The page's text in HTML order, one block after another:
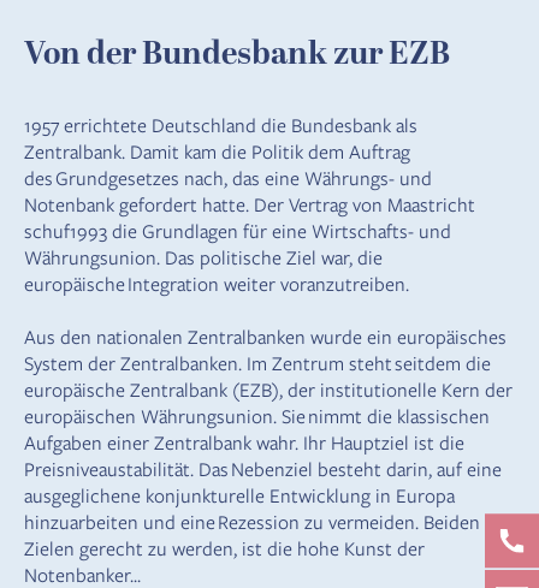
Von der Bundesbank zur EZB
1957 errichtete Deutschland die Bundesbank als
Zentralbank. Damit kam die Politik dem Auftrag
des Grundgesetzes nach, das eine Währungs- und
Notenbank gefordert hatte. Der Vertrag von Maastricht
schuf1993 die Grundlagen für eine Wirtschafts- und
Währungsunion. Das politische Ziel war, die
europäische Integration weiter voranzutreiben.
Aus den nationalen Zentralbanken wurde ein europäisches
System der Zentralbanken. Im Zentrum steht seitdem die
europäische Zentralbank (EZB), der institutionelle Kern der
europäischen Währungsunion. Sie nimmt die klassischen
Aufgaben einer Zentralbank wahr. Ihr Hauptziel ist die
Preisniveaustabilität. Das Nebenziel besteht darin, auf eine
ausgeglichene konjunkturelle Entwicklung in Europa
hinzuarbeiten und eine Rezession zu vermeiden. Beiden
Zielen gerecht zu werden, ist die hohe Kunst der
Notenbanker...